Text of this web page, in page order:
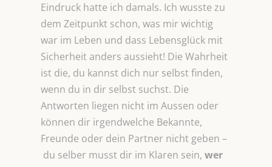
Eindruck hatte ich damals. Ich wusste zu
dem Zeitpunkt schon, was mir wichtig
war im Leben und dass Lebensglück mit
Sicherheit anders aussieht! Die Wahrheit
ist die, du kannst dich nur selbst finden,
wenn du in dir selbst suchst. Die
Antworten liegen nicht im Aussen oder
können dir irgendwelche Bekannte,
Freunde oder dein Partner nicht geben –
du selber musst dir im Klaren sein, wer